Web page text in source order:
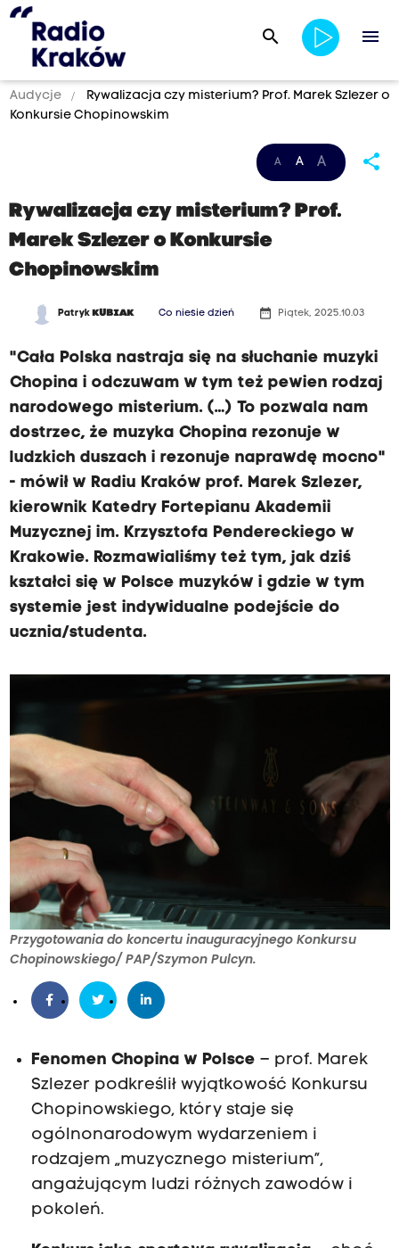
search menu
Audycje
Rywalizacja czy misterium? Prof. Marek Szlezer o
Konkursie Chopinowskim
A A A share
Rywalizacja czy misterium? Prof.
Marek Szlezer o Konkursie
Chopinowskim
Patryk KUBIAK Co niesie dzień date_range Piątek, 2025.10.03
"Cała Polska nastraja się na słuchanie muzyki
Chopina i odczuwam w tym też pewien rodzaj
narodowego misterium. (…) To pozwala nam
dostrzec, że muzyka Chopina rezonuje w
ludzkich duszach i rezonuje naprawdę mocno"
- mówił w Radiu Kraków prof. Marek Szlezer,
kierownik Katedry Fortepianu Akademii
Muzycznej im. Krzysztofa Pendereckiego w
Krakowie. Rozmawialiśmy też tym, jak dziś
kształci się w Polsce muzyków i gdzie w tym
systemie jest indywidualne podejście do
ucznia/studenta.
Przygotowania do koncertu inauguracyjnego Konkursu
Chopinowskiego/ PAP/Szymon Pulcyn.
Fenomen Chopina w Polsce – prof. Marek
Szlezer podkreślił wyjątkowość Konkursu
Chopinowskiego, który staje się
ogólnonarodowym wydarzeniem i
rodzajem „muzycznego misterium”,
angażującym ludzi różnych zawodów i
pokoleń.